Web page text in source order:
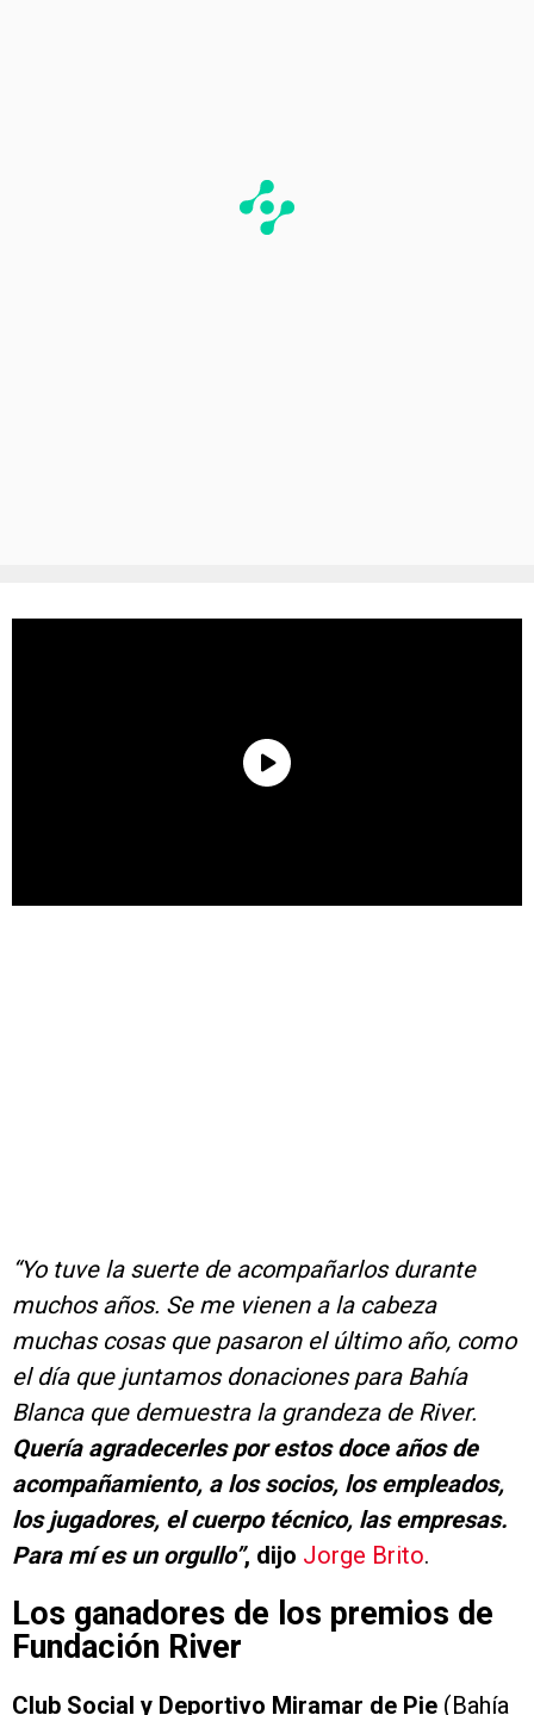
“Yo tuve la suerte de acompañarlos durante
muchos años. Se me vienen a la cabeza
muchas cosas que pasaron el último año, como
el día que juntamos donaciones para Bahía
Blanca que demuestra la grandeza de River.
Quería agradecerles por estos doce años de
acompañamiento, a los socios, los empleados,
los jugadores, el cuerpo técnico, las empresas.
Para mí es un orgullo”, dijo Jorge Brito.
Los ganadores de los premios de
Fundación River
Club Social y Deportivo Miramar de Pie (Bahía